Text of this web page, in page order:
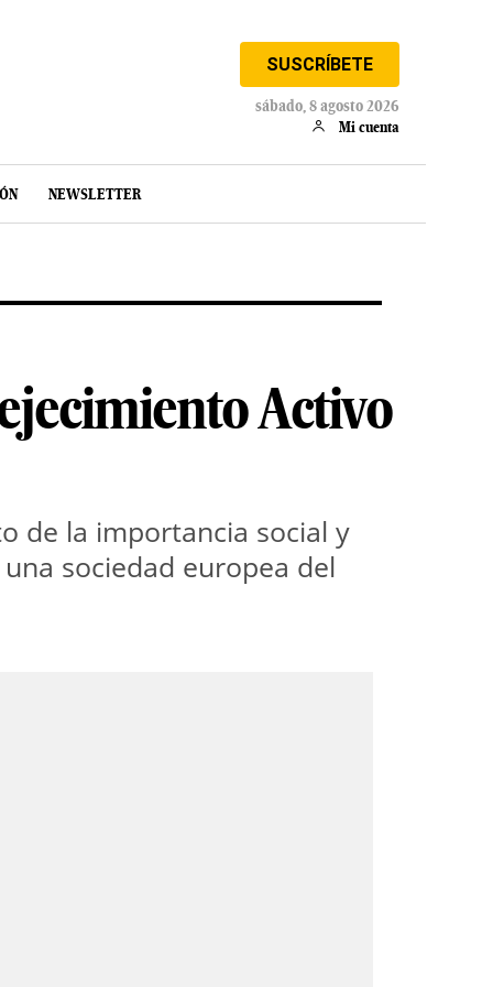
SUSCRÍBETE
sábado, 8 agosto 2026
Mi cuenta
NEWSLETTER
Activo
de la importancia social y
sociedad europea del